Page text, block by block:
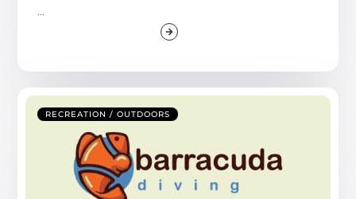
...
RECREATION / OUTDOORS